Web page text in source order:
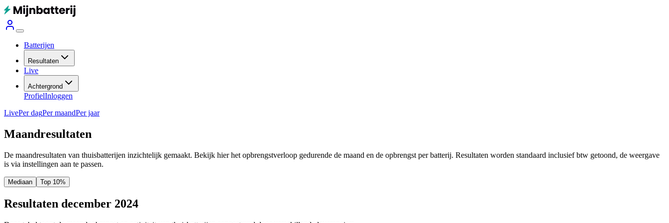
Batterijen
Resultaten
Live
Achtergrond
ProfielInloggen
LivePer dagPer maandPer jaar
Maandresultaten
De maandresultaten van thuisbatterijen inzichtelijk gemaakt. Bekijk hier het opbrengstverloop gedurende de maand en de opbrengst per batterij. Resultaten worden standaard inclusief btw getoond, de weergave
is via instellingen aan te passen.
Mediaan Top 10%
Resultaten december 2024